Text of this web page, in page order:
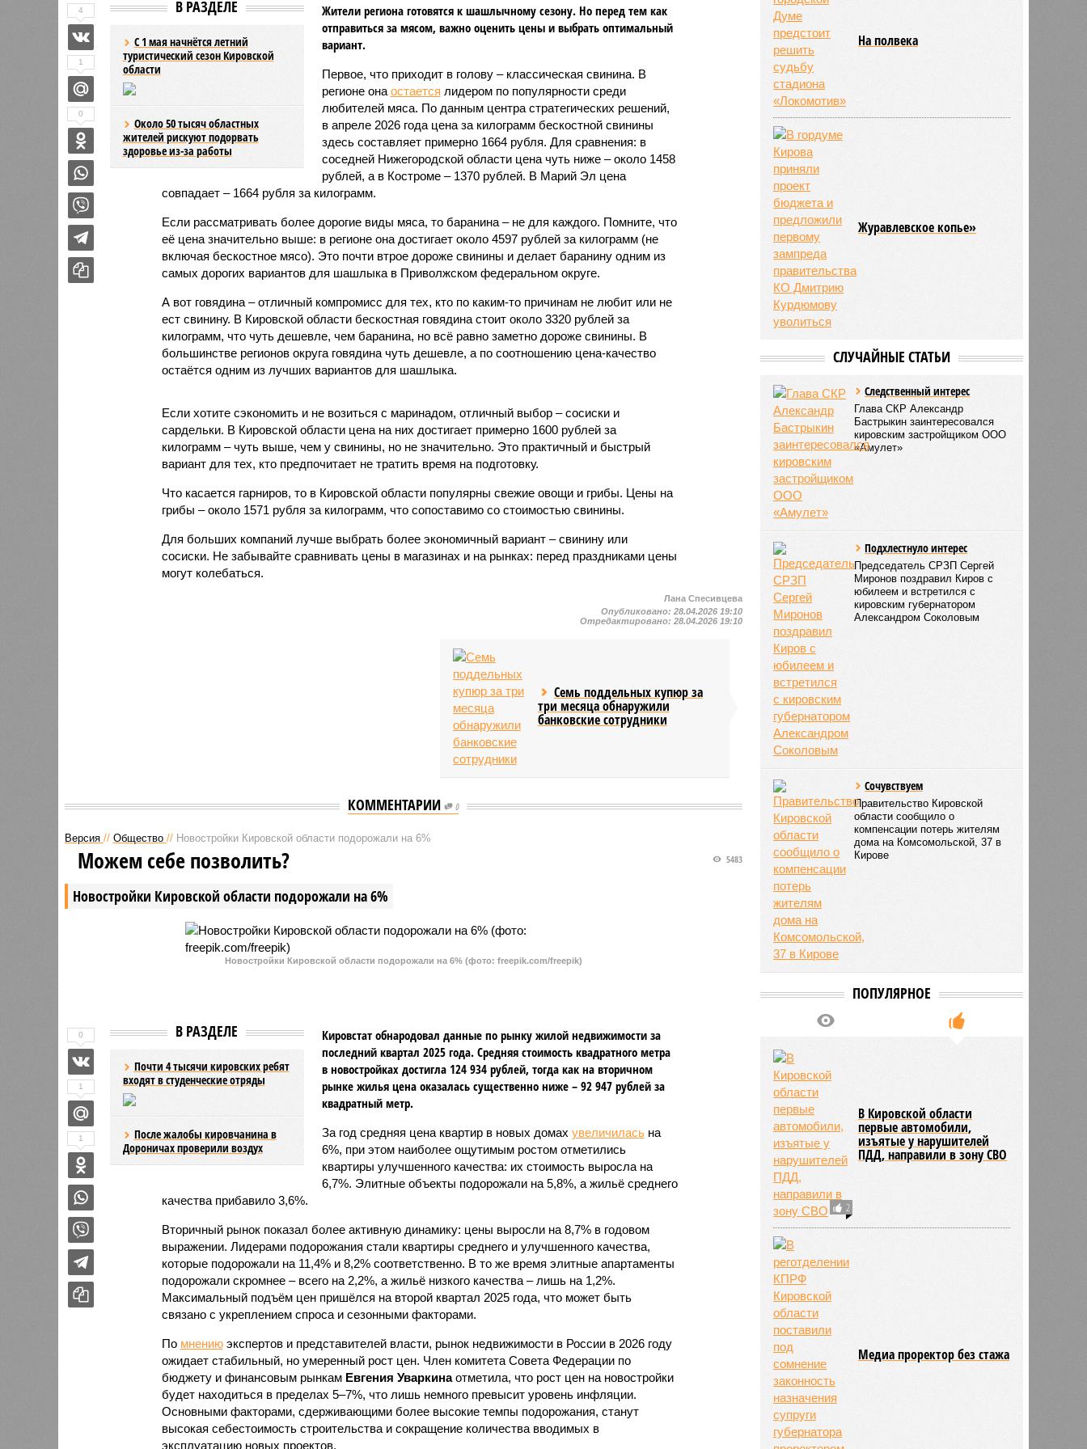
В РАЗДЕЛЕ
С 1 мая начнётся летний
туристический сезон Кировской
области
Около 50 тысяч областных
жителей рискуют подорвать
здоровье из-за работы
Жители региона готовятся к шашлычному сезону. Но перед тем как
отправиться за мясом, важно оценить цены и выбрать оптимальный
вариант.
Первое, что приходит в голову – классическая свинина. В
регионе она остается лидером по популярности среди
любителей мяса. По данным центра стратегических решений,
в апреле 2026 года цена за килограмм бескостной свинины
здесь составляет примерно 1664 рубля. Для сравнения: в
соседней Нижегородской области цена чуть ниже – около 1458
рублей, а в Костроме – 1370 рублей. В Марий Эл цена
совпадает – 1664 рубля за килограмм.
Если рассматривать более дорогие виды мяса, то баранина – не для каждого. Помните, что
её цена значительно выше: в регионе она достигает около 4597 рублей за килограмм (не
включая бескостное мясо). Это почти втрое дороже свинины и делает баранину одним из
самых дорогих вариантов для шашлыка в Приволжском федеральном округе.
А вот говядина – отличный компромисс для тех, кто по каким-то причинам не любит или не
ест свинину. В Кировской области бескостная говядина стоит около 3320 рублей за
килограмм, что чуть дешевле, чем баранина, но всё равно заметно дороже свинины. В
большинстве регионов округа говядина чуть дешевле, а по соотношению цена-качество
остаётся одним из лучших вариантов для шашлыка.
Если хотите сэкономить и не возиться с маринадом, отличный выбор – сосиски и
сардельки. В Кировской области цена на них достигает примерно 1600 рублей за
килограмм – чуть выше, чем у свинины, но не значительно. Это практичный и быстрый
вариант для тех, кто предпочитает не тратить время на подготовку.
Что касается гарниров, то в Кировской области популярны свежие овощи и грибы. Цены на
грибы – около 1571 рубля за килограмм, что сопоставимо со стоимостью свинины.
Для больших компаний лучше выбрать более экономичный вариант – свинину или
сосиски. Не забывайте сравнивать цены в магазинах и на рынках: перед праздниками цены
могут колебаться.
4
1
0
Лана Спесивцева
Опубликовано:28.04.2026 19:10
Отредактировано:28.04.2026 19:10
Семь поддельных купюр за
три месяца обнаружили
банковские сотрудники
КОММЕНТАРИИ 0
Версия // Общество // Новостройки Кировской области подорожали на 6%
Новостройки Кировской области подорожали на 6%
5483
Можем себе позволить?
Новостройки Кировской области подорожали на 6% (фото: freepik.com/freepik)
В РАЗДЕЛЕ
Почти 4 тысячи кировских ребят
входят в студенческие отряды
После жалобы кировчанина в
Дороничах проверили воздух
Кировстат обнародовал данные по рынку жилой недвижимости за
последний квартал 2025 года. Средняя стоимость квадратного метра
в новостройках достигла 124 934 рублей, тогда как на вторичном
рынке жилья цена оказалась существенно ниже – 92 947 рублей за
квадратный метр.
За год средняя цена квартир в новых домах увеличиласьна
6%, при этом наиболее ощутимым ростом отметились
квартиры улучшенного качества: их стоимость выросла на
6,7%. Элитные объекты подорожали на 5,8%, а жильё среднего
качества прибавило 3,6%.
Вторичный рынок показал более активную динамику: цены выросли на 8,7% в годовом
выражении. Лидерами подорожания стали квартиры среднего и улучшенного качества,
которые подорожали на 11,4% и 8,2% соответственно. В то же время элитные апартаменты
подорожали скромнее – всего на 2,2%, а жильё низкого качества – лишь на 1,2%.
Максимальный подъём цен пришёлся на второй квартал 2025 года, что может быть
связано с укреплением спроса и сезонными факторами.
По мнениюэкспертов и представителей власти, рынок недвижимости в России в 2026 году
ожидает стабильный, но умеренный рост цен. Член комитета Совета Федерации по
бюджету и финансовым рынкам Евгения Уваркинаотметила, что рост цен на новостройки
будет находиться в пределах 5–7%, что лишь немного превысит уровень инфляции.
Основными факторами, сдерживающими более высокие темпы подорожания, станут
высокая себестоимость строительства и сокращение количества вводимых в
эксплуатацию новых проектов.
0
1
1
На полвека
Журавлевское копье»
СЛУЧАЙНЫЕ СТАТЬИ
Следственный интерес
Глава СКР Александр
Бастрыкин заинтересовался
кировским застройщиком ООО
«Амулет»
Подхлестнуло интерес
Председатель СРЗП Сергей
Миронов поздравил Киров с
юбилеем и встретился с
кировским губернатором
Александром Соколовым
Сочувствуем
Правительство Кировской
области сообщило о
компенсации потерь жителям
дома на Комсомольской, 37 в
Кирове
ПОПУЛЯРНОЕ
2
В Кировской области
первые автомобили,
изъятые у нарушителей
ПДД, направили в зону СВО
Медиа проректор без стажа